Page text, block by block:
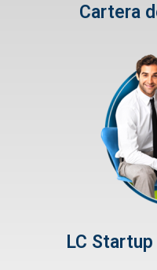
Cartera
LC